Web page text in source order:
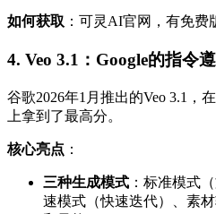
如何获取 ：可灵AI官网，有免费
4. Veo 3.1：Google的指令
谷歌2026年1月推出的Veo 3.1，
上拿到了最高分。
核心亮点 ：
三种生成模式 ：标准模式
速模式（快速迭代）、素